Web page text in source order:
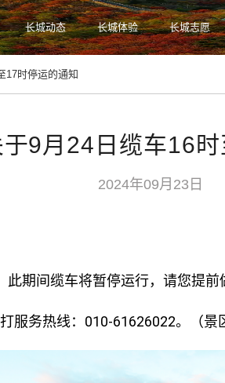
长城动态 长城体验 长城志愿
17时停运的通知
于9月24日缆车16
2024年09月23日
期间缆车将暂停运行，请您提
服务热线：010-61626022。（景